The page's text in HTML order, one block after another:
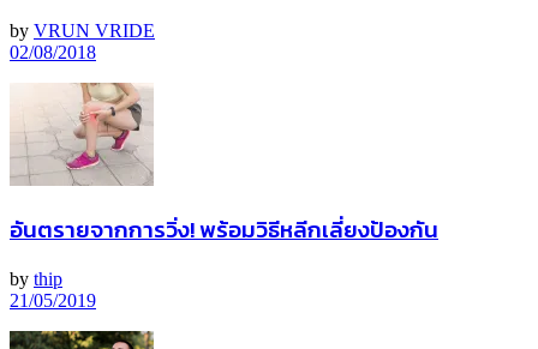
by VRUN VRIDE
02/08/2018
อันตรายจากการวิ่ง! พร้อมวิธีหลีกเลี่ยงป้องกัน
by thip
21/05/2019